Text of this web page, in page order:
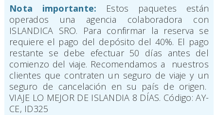
Nota importante:
Estos paquetes están
operados una agencia colaboradora con
ISLANDICA SRO. Para confirmar la reserva se
requiere el pago del depósito del 40%. El pago
restante se debe efectuar 50 días antes del
comienzo del viaje. Recomendamos a nuestros
clientes que contraten un seguro de viaje y un
seguro de cancelación en su país de origen.
VIAJE LO MEJOR DE ISLANDIA 8 DÍAS. Código: AY-
CE, ID325